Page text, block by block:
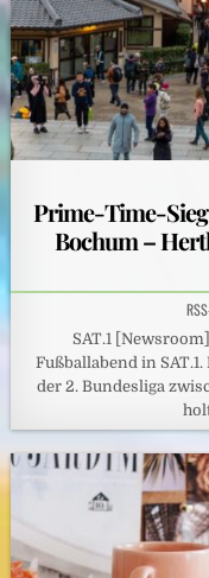
Prime-Time-
Bochum –
SAT.1
Fußballabend in
der 2. Bundesliga